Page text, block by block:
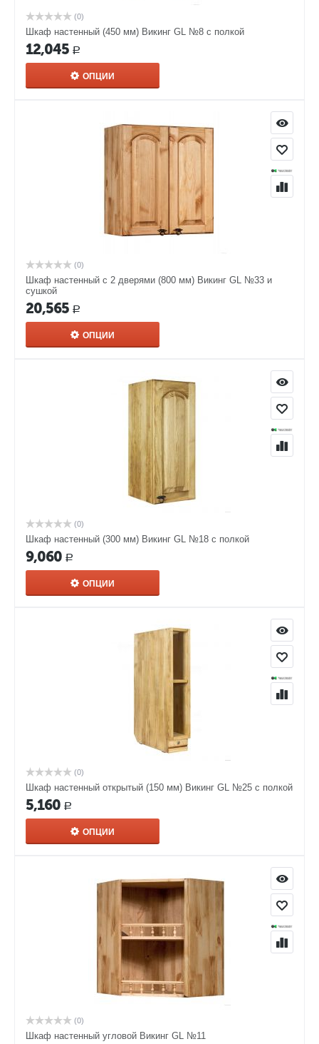
(0)
Шкаф настенный (450 мм) Викинг GL №8 с полкой
12,045 Р
ОПЦИИ
(0)
Шкаф настенный с 2 дверями (800 мм) Викинг GL №33 и
сушкой
20,565 Р
ОПЦИИ
(0)
Шкаф настенный (300 мм) Викинг GL №18 с полкой
9,060 Р
ОПЦИИ
(0)
Шкаф настенный открытый (150 мм) Викинг GL №25 с полкой
5,160 Р
ОПЦИИ
(0)
Шкаф настенный угловой Викинг GL №11